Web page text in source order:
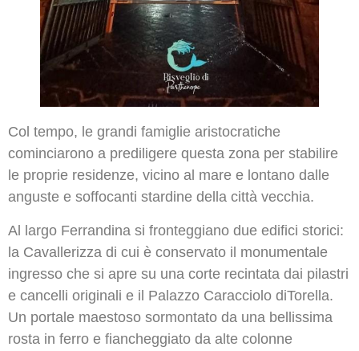
Col tempo, le grandi famiglie aristocratiche
cominciarono a prediligere questa zona per stabilire
le proprie residenze, vicino al mare e lontano dalle
anguste e soffocanti stardine della città vecchia.
Al largo Ferrandina si fronteggiano due edifici storici:
la Cavallerizza di cui è conservato il monumentale
ingresso che si apre su una corte recintata dai pilastri
e cancelli originali e il Palazzo Caracciolo diTorella.
Un portale maestoso sormontato da una bellissima
rosta in ferro e fiancheggiato da alte colonne